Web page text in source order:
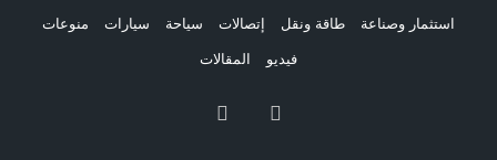
استثمار وصناعة
طاقة ونقل إتصالات سياحة سيارات
منوعات
فيديو
المقالات
فيسبوك